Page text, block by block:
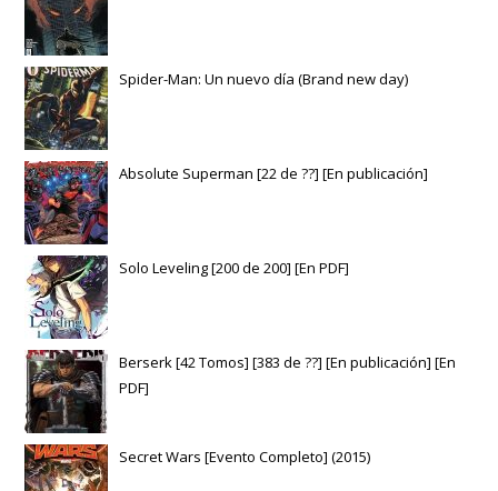
Spider-Man: Un nuevo día (Brand new day)
Absolute Superman [22 de ??] [En publicación]
Solo Leveling [200 de 200] [En PDF]
Berserk [42 Tomos] [383 de ??] [En publicación] [En
PDF]
Secret Wars [Evento Completo] (2015)